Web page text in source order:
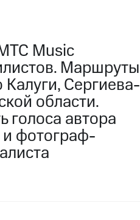
Music
Маршруты
Сергиева-
области.
голоса автора
и фотограф-